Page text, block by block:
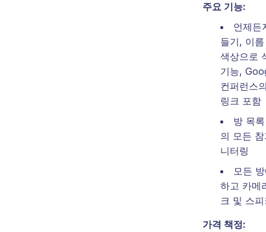
주요 기능:
언제든
들기, 이
색상으로
기능,
컨퍼런스
링크 포함
방 목
의 모든
니터링
모든
하고 카메
크 및 스
가격 책정: